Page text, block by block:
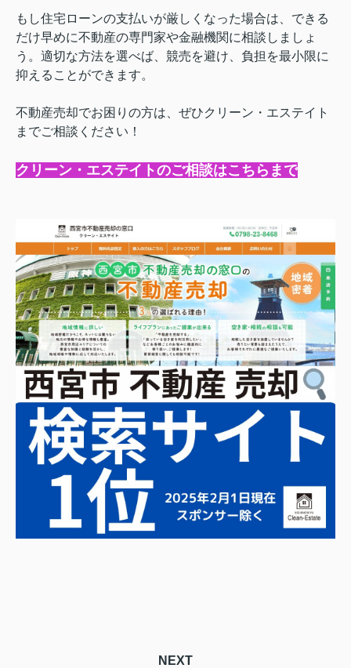
もし住宅ローンの支払いが厳しくなった場合は、できる
だけ早めに不動産の専門家や金融機関に相談しましょ
う。適切な方法を選べば、競売を避け、負担を最小限に
抑えることができます。
不動産売却でお困りの方は、ぜひクリーン・エステイト
までご相談ください！
クリーン・エステイトのご相談はこちらまで
NEXT